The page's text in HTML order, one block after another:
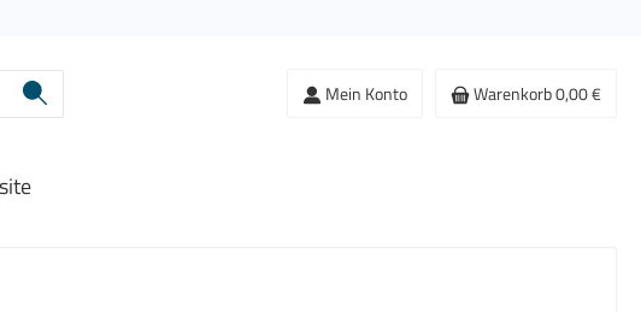
Mein Konto Warenkorb0,00 €